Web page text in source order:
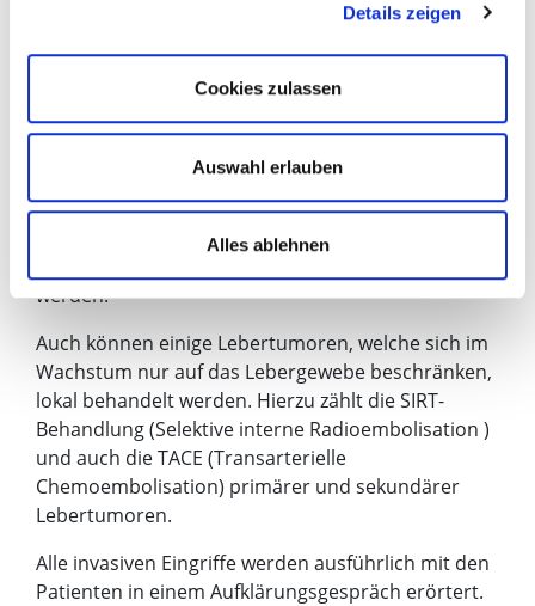
Details zeigen
Cookies zulassen
Auswahl erlauben
Alles ablehnen
Einige Erkrankungen können lokal behandelt
werden. Hierzu zählen Drainageeinlagen in
Körperhöhlen, um
außen abzuleiten. Auch können Frakturen der
Wirbelkörper oder auch Osteolysen mit
Frakturgefahr in unterschiedlichen Bereichen lokal
werden.
Auch können einige Lebertumoren, welche sich im
Wachstum nur auf das Lebergewebe beschränken,
lokal behandelt werden. Hierzu zählt die SIRT-
Behandlung (Selektive interne Radioembolisation )
und auch die TACE (Transarterielle
Chemoembolisation) primärer und sekundärer
Lebertumoren.
Alle invasiven Eingriffe werden ausführlich mit den
Patienten in einem Aufklärungsgespräch erörtert.